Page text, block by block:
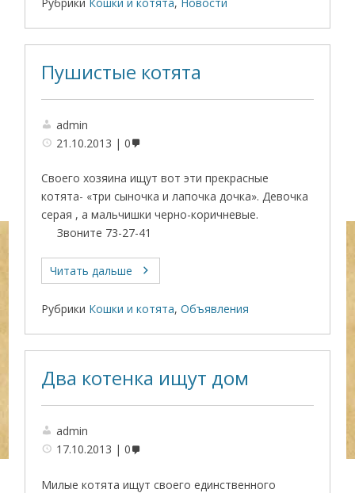
Пушистые котята
admin
21.10.2013
0
Своего хозяина ищут вот эти прекрасные
котята- «три сыночка и лапочка дочка». Девочка
серая , а мальчишки черно-коричневые.
Звоните 73-27-41
Читать дальше
Рубрики Кошки и котята,Объявления
Два котенка ищут дом
admin
17.10.2013
0
Милые котята ищут своего единственного